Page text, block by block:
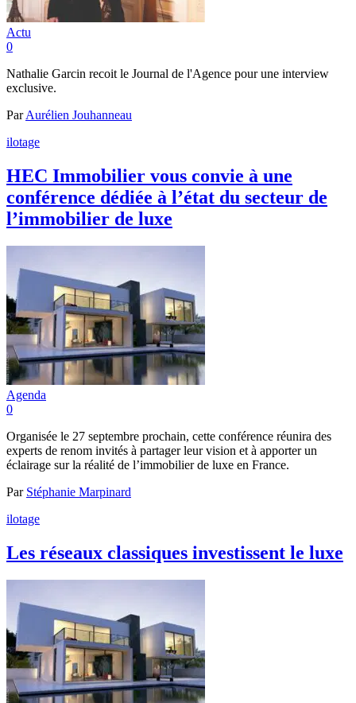
Actu
0
Nathalie Garcin recoit le Journal de l'Agence pour une interview
exclusive.
ParAurélien Jouhanneau
ilotage
HEC Immobilier vous convie à une
conférence dédiée à l’état du secteur de
l’immobilier de luxe
Agenda
0
Organisée le 27 septembre prochain, cette conférence réunira des
experts de renom invités à partager leur vision et à apporter un
éclairage sur la réalité de l’immobilier de luxe en France.
Par Stéphanie Marpinard
ilotage
Les réseaux classiques investissent le luxe